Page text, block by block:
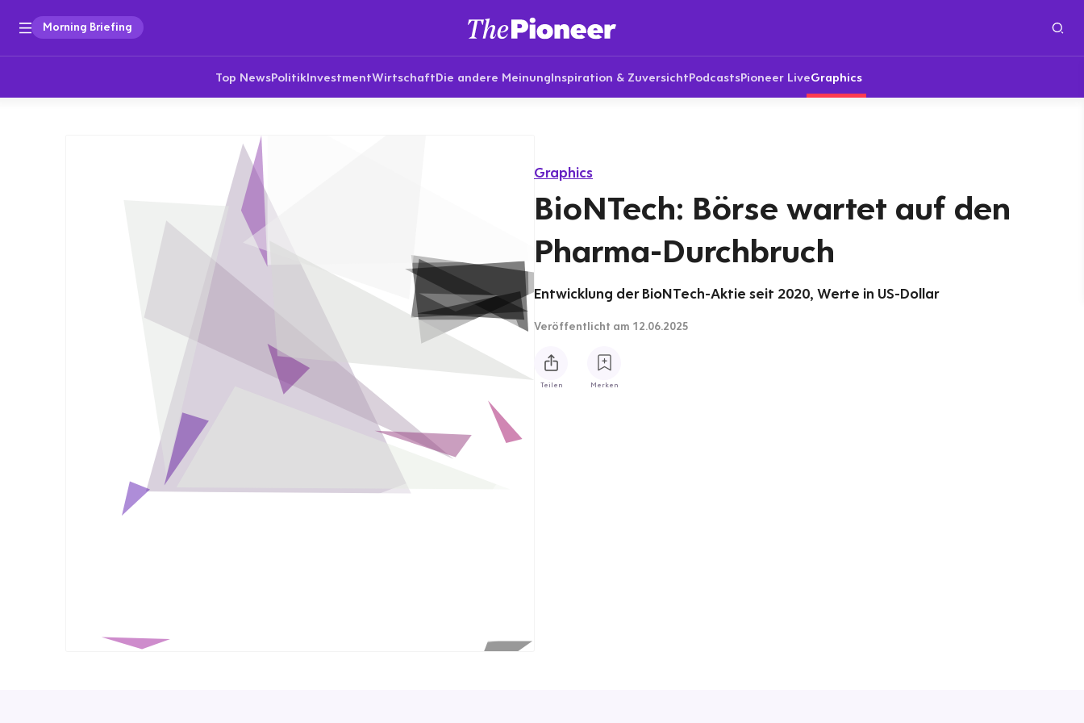
Morning Briefing
Top NewsPolitikInvestmentWirtschaftDie andere MeinungInspiration & ZuversichtPodcastsPioneer LiveGraphics
Graphics
BioNTech: Börse wartet auf den
Pharma-Durchbruch
Entwicklung der BioNTech-Aktie seit 2020, Werte in US-Dollar
Veröffentlicht am 12.06.2025
Teilen Merken